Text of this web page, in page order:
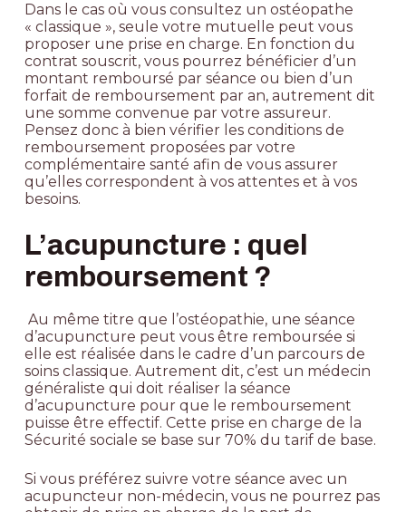
Dans le cas où vous consultez un ostéopathe
« classique », seule votre mutuelle peut vous
proposer une prise en charge. En fonction du
contrat souscrit, vous pourrez bénéficier d’un
montant remboursé par séance ou bien d’un
forfait de remboursement par an, autrement dit
une somme convenue par votre assureur.
Pensez donc à bien vérifier les conditions de
remboursement proposées par votre
complémentaire santé afin de vous assurer
qu’elles correspondent à vos attentes et à vos
besoins.
L’acupuncture : quel
remboursement ?
Au même titre que l’ostéopathie, une séance
d’acupuncture peut vous être remboursée si
elle est réalisée dans le cadre d’un parcours de
soins classique. Autrement dit, c’est un médecin
généraliste qui doit réaliser la séance
d’acupuncture pour que le remboursement
puisse être effectif. Cette prise en charge de la
Sécurité sociale se base sur 70% du tarif de base.
Si vous préférez suivre votre séance avec un
acupuncteur non-médecin, vous ne pourrez pas